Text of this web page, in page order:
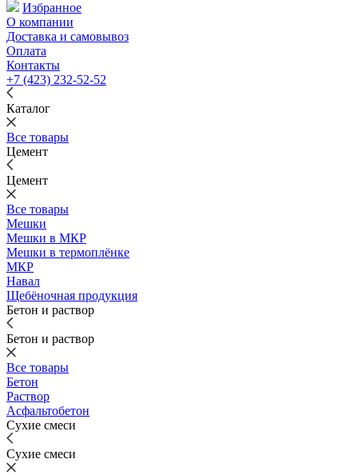
Избранное
О компании
Доставка и самовывоз
Оплата
Контакты
+7 (423) 232-52-52
Каталог
Все товары
Цемент
Цемент
Все товары
Мешки
Мешки в МКР
Мешки в термоплёнке
МКР
Навал
Щебёночная продукция
Бетон и раствор
Бетон и раствор
Все товары
Бетон
Раствор
Асфальтобетон
Сухие смеси
Сухие смеси